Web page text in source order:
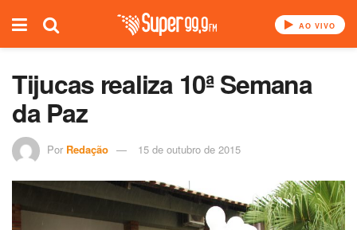
AO VIVO
Tijucas realiza 10ª Semana
da Paz
Por Redação 15 de outubro de 2015